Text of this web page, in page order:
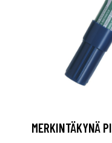
MERKINTÄKYNÄ